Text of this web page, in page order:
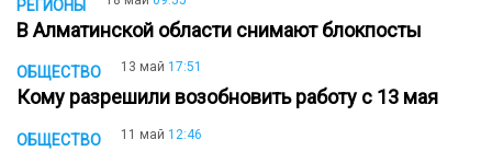
РЕГИОНЫ
В Алматинской области снимают блокпосты
ОБЩЕСТВО 13 май 17:51
Кому разрешили возобновить работу с 13 мая
ОБЩЕСТВО 11 май 12:46